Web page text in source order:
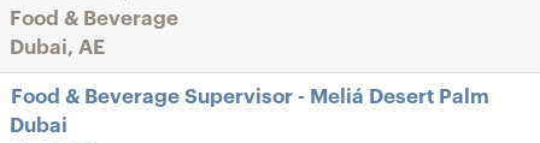
Food & Beverage
Dubai, AE
Food & Beverage Supervisor - Meliá Desert Palm
Dubai